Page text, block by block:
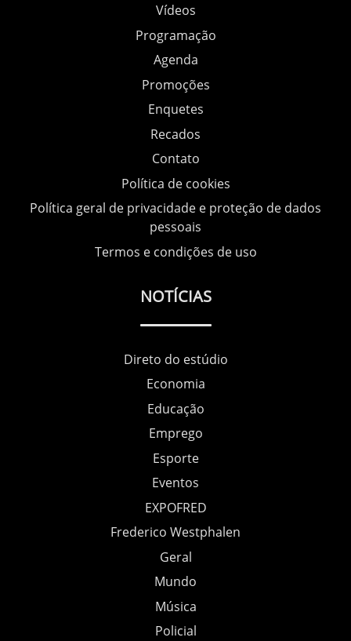
Vídeos
Programação
Agenda
Promoções
Enquetes
Recados
Contato
Política de cookies
Política geral de privacidade e proteção de dados
pessoais
Termos e condições de uso
NOTÍCIAS
Direto do estúdio
Economia
Educação
Emprego
Esporte
Eventos
EXPOFRED
Frederico Westphalen
Geral
Mundo
Música
Policial